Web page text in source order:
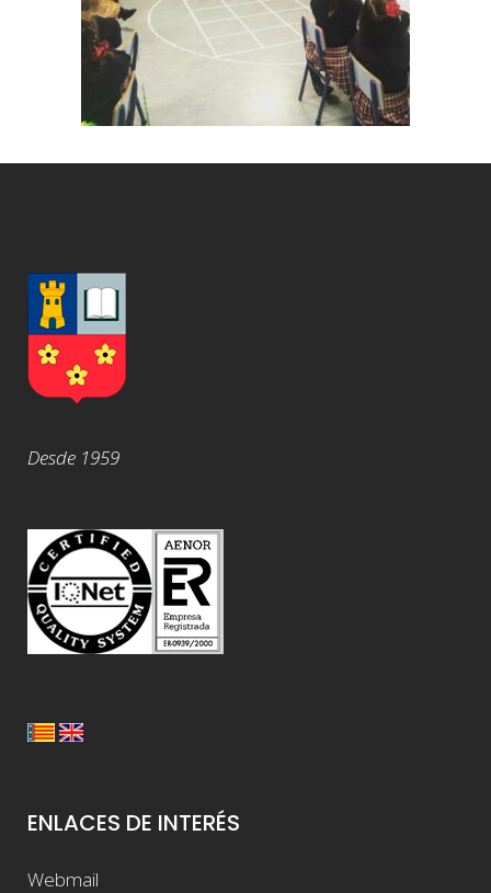
Desde 1959
ENLACES DE INTERÉS
Webmail